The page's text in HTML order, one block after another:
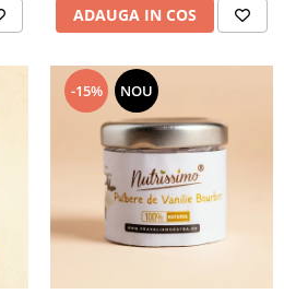
ADAUGA IN COS
-15% NOU